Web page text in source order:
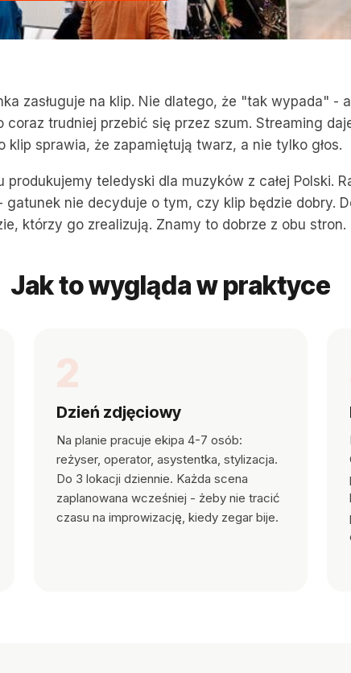
zasługuje na klip. Nie dlatego, że "tak wypada" -
coraz trudniej przebić się przez szum. Streaming
klip sprawia, że zapamiętują twarz, a nie tylko głos.
produkujemy teledyski dla muzyków z całej Polski.
gatunek nie decyduje o tym, czy klip będzie dobry.
którzy go zrealizują. Znamy to dobrze z obu stron.
Jak to wygląda w praktyce
2
Dzień zdjęciowy
Na planie pracuje ekipa 4-7 osób:
reżyser, operator, asystentka, stylizacja.
Do 3 lokacji dziennie. Każda scena
zaplanowana wcześniej - żeby nie tracić
czasu na improwizację, kiedy zegar bije.